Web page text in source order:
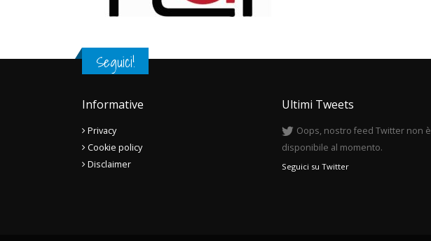
Seguici!
Informative
Privacy
Cookie policy
Disclaimer
Ultimi Tweets
Oops, nostro feed Twitter non è
disponibile al momento.
Seguici su Twitter